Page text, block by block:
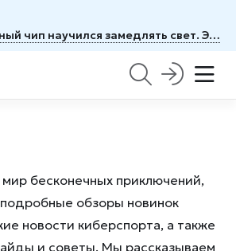
Корейский фотонный чип научился замедлять свет. Это может изменить архитектуру ИИ серверов
бесконечных приключений,
обзоры новинок
новости киберспорта, а также
и советы. Мы рассказываем